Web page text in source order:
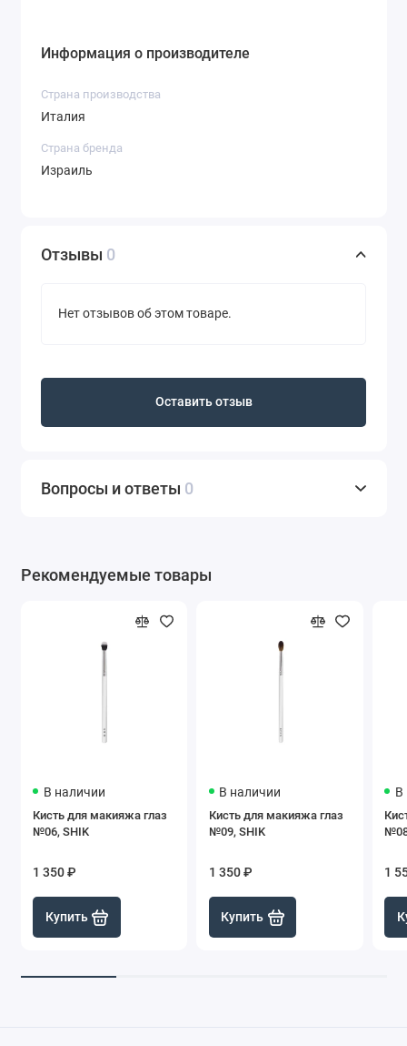
Информация о производителе
Страна производства
Италия
Страна бренда
Израиль
Отзывы 0
Нет отзывов об этом товаре.
Оставить отзыв
Вопросы и ответы 0
Рекомендуемые товары
В наличии
Кисть для макияжа глаз
№06, SHIK
1 350 ₽
Купить
В наличии
Кисть для макияжа глаз
№09, SHIK
1 350 ₽
Купить
В
1